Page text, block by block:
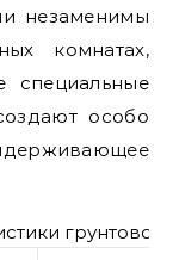
незаменимы
комнатах,
специальные
особо
грунтовок